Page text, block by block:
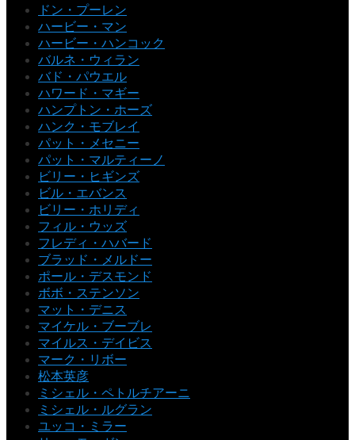
ドン・プーレン
ハービー・マン
ハービー・ハンコック
バルネ・ウィラン
バド・パウエル
ハワード・マギー
ハンプトン・ホーズ
ハンク・モブレイ
パット・メセニー
パット・マルティーノ
ビリー・ヒギンズ
ビル・エバンス
ビリー・ホリディ
フィル・ウッズ
フレディ・ハバード
ブラッド・メルドー
ポール・デスモンド
ボボ・ステンソン
マット・デニス
マイケル・ブーブレ
マイルス・デイビス
マーク・リボー
松本英彦
ミシェル・ペトルチアーニ
ミシェル・ルグラン
ユッコ・ミラー